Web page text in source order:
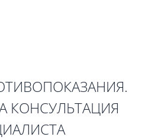
КОНСУЛЬТАЦИЯ